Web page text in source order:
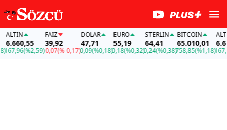
(%2,59)
FAİZ
39,92
-0,07(%-0,17)
DOLAR
47,71
0,09(%0,18)
EURO
55,19
0,18(%0,32)
STERLIN
64,41
0,24(%0,38)
BITCOIN
65.010,01
758,85(%1,18)
ALTIN
167,96